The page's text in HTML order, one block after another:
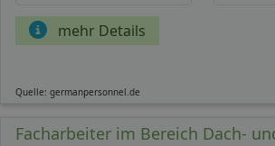
mehr Details
Quelle: germanpersonnel.de
Facharbeiter im Bereich Dach-